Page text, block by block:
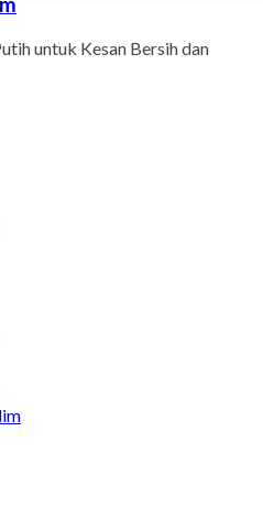
untuk Kesan Bersih dan